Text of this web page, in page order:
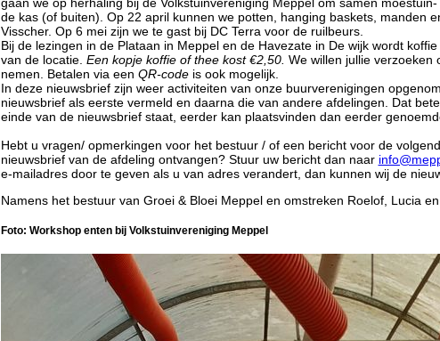
de kas (of buiten). Op 22 april kunnen we potten, hanging baskets, manden
Visscher. Op 6 mei zijn we te gast bij DC Terra voor de ruilbeurs.
Bij de lezingen in de Plataan in Meppel en de Havezate in De wijk wordt
van de locatie. Een kopje koffie of thee kost €2,50. We willen jullie verzoeken
nemen. Betalen via een QR-codeis ook mogelijk.
In deze nieuwsbrief zijn weer activiteiten van onze buurverenigingen
nieuwsbrief als eerste vermeld en daarna die van andere afdelingen. Dat
einde van de nieuwsbrief staat, eerder kan plaatsvinden dan eerder
Hebt u vragen/ opmerkingen voor het bestuur / of een bericht voor de
nieuwsbrief van de afdeling ontvangen? Stuur uw bericht dan naar
e-mailadres door te geven als u van adres verandert, dan kunnen wij de
Namens het bestuur van Groei & Bloei Meppel en omstreken Roelof, Lucia en
Foto: Workshop enten bij Volkstuinvereniging Meppel